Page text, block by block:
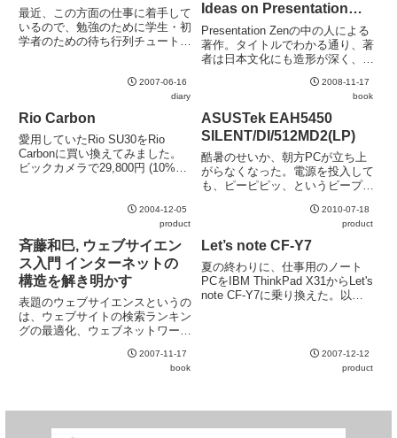
最近、この方面の仕事に着手して
いるので、勉強のために学生・初
学者のための待ち行列チュートリ
的待ち行列」は、そんな勉強を抜
きにして面白い。近々、資料がア
ップロードされるということな...
2007-06-16
diary
Ideas on Presentation
Design and Delivery
Presentation Zenの中の人による
著作。タイトルでわかる通り、著
者は日本文化にも造形が深く、
いて少し嬉しくなる。プレゼン資
料の作り方を手取り足取りという
タイプの本ではなく、もう少しメ
タな話。かといっ...
2008-11-17
book
Rio Carbon
愛用していたRio SU30をRio
Carbonに買い換えてみました。
ビックカメラで29,800円 (10%ポ
あまり芳しくないようで、また
Rio Carbonと同時に購入すると...
2004-12-05
product
ASUSTek EAH5450
SILENT/DI/512MD2(LP)
酷暑のせいか、朝方PCが立ち上
がらなくなった。電源を投入して
も、ピーピピッ、というビープ音
い。とはいえ、電源ファンや
HDDは回っている様だし、DVD
ドライブはきちんとイジェクトで
ド...
2010-07-18
product
斉藤和巳, ウェブサイエン
ス入門 インターネットの
構造を解き明かす
表題のウェブサイエンスというの
は、ウェブサイトの検索ランキン
グの最適化、ウェブネットワーク
出、ウェブの成長モデルの作成な
どの技術の総称。各技術がそれぞ
2007-11-17
book
Let’s note CF-Y7
夏の終わりに、仕事用のノート
PCをIBM ThinkPad X31からLet's
note CF-Y7に乗り換えた。以
2007-12-12
product